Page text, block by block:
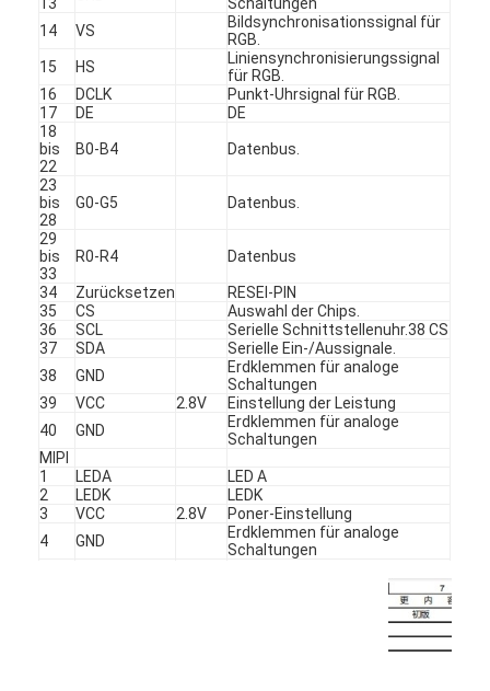
TFT-LCD-Display
Quadratischer LCD-Display
Rundes LCD-Display
E-Tinte Epaper-Anzeige
TFT-LCD-Kapazitäts-Touchscreen
TFT-LCD-Touchscreen mit Resistenz
PMoled-Anzeige
TFT-LCD-Display
TFT-LCD-Display
14
VS
Bildsynchronisationssignal für
RGB.
15
HS
Liniensynchronisierungssignal
für RGB.
16
DCLK
Punkt-Uhrsignal für RGB.
17
DE
DE
18
bis
22
B0-B4 Datenbus.
23
bis
28
G0-G5 Datenbus.
29
bis
33
R0-R4 Datenbus
34 Zurücksetzen
RESEI-PIN
35
CS
Auswahl der Chips.
36
SCL
Serielle Schnittstellenuhr.38 CS
37
SDA
Serielle Ein-/Aussignale.
38
GND
Erdklemmen für analoge
Schaltungen
39
VCC 2.8V
Einstellung der Leistung
40
GND
Erdklemmen für analoge
Schaltungen
MIPI
1
LEDA
LED A
2
LEDK
LEDK
3
VCC 2.8V
Poner-Einstellung
4
GND
Erdklemmen für analoge
Schaltungen
Erdklemmen für analoge